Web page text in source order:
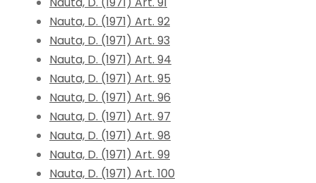
Nauta, D. (1971) Art. 92
Nauta, D. (1971) Art. 93
Nauta, D. (1971) Art. 94
Nauta, D. (1971) Art. 95
Nauta, D. (1971) Art. 96
Nauta, D. (1971) Art. 97
Nauta, D. (1971) Art. 98
Nauta, D. (1971) Art. 99
Nauta, D. (1971) Art. 100